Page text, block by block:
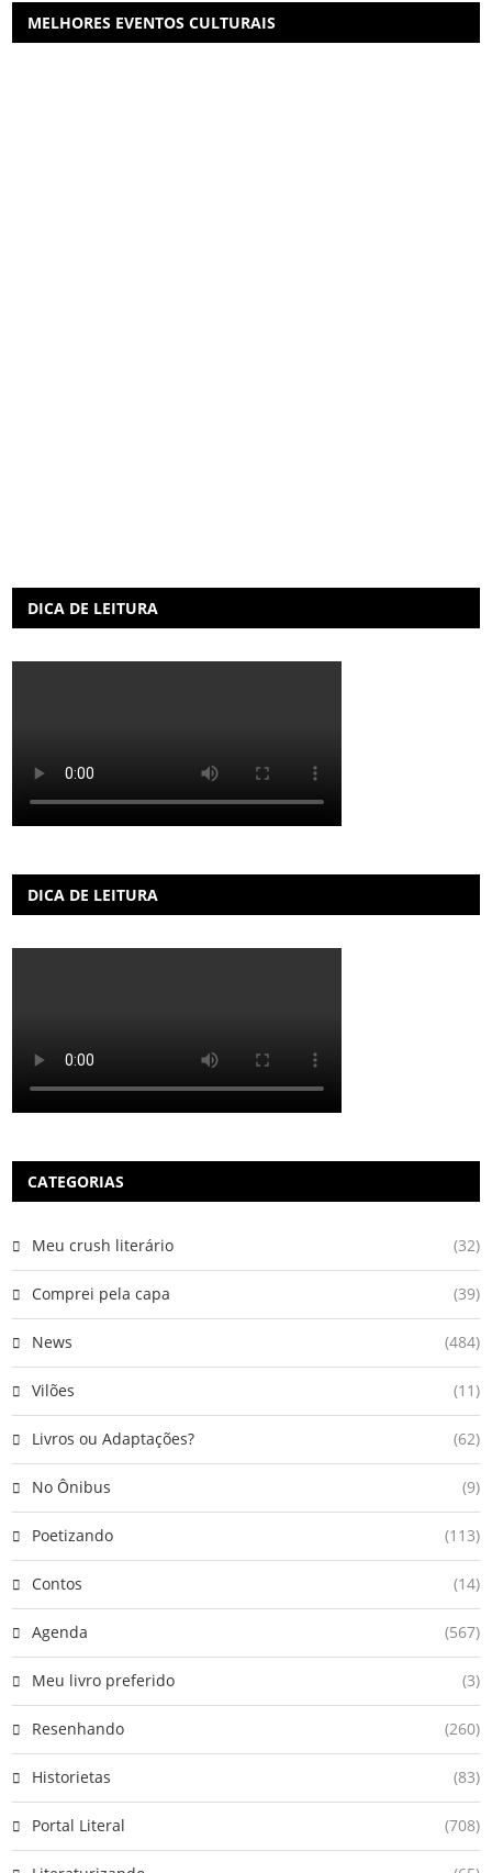
MELHORES EVENTOS CULTURAIS
DICA DE LEITURA
DICA DE LEITURA
CATEGORIAS
Meu crush literário (32)
Comprei pela capa (39)
News (484)
Vilões (11)
Livros ou Adaptações? (62)
No Ônibus (9)
Poetizando (113)
Contos (14)
Agenda (567)
Meu livro preferido (3)
Resenhando (260)
Historietas (83)
Portal Literal (708)